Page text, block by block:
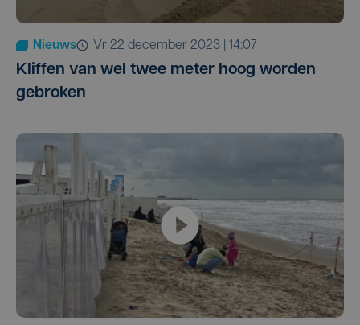
Nieuws vr 22 december 2023 | 14:07
Kliffen van wel twee meter hoog worden
gebroken